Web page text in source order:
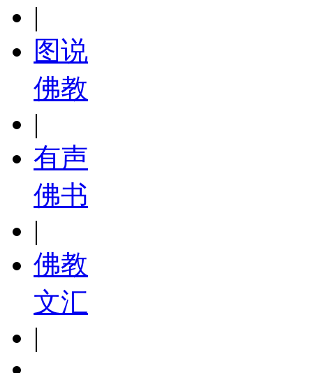
|
图说
佛教
|
有声
佛书
|
佛教
文汇
|